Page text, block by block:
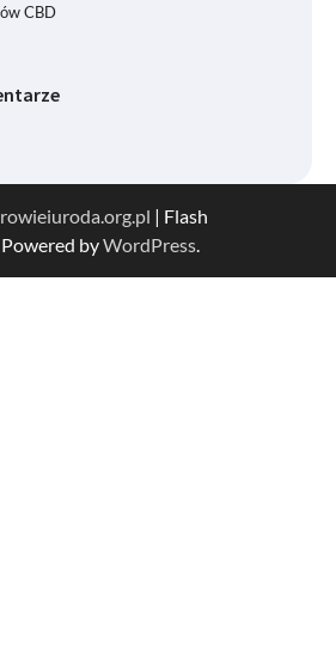
CBD
| Flash
byWordPress.